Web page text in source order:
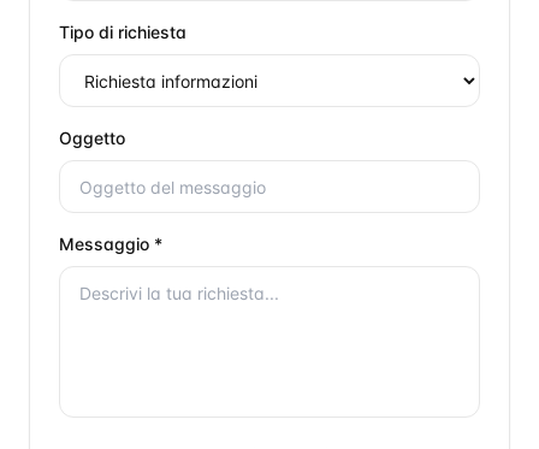
Tipo di richiesta
Oggetto
Messaggio *